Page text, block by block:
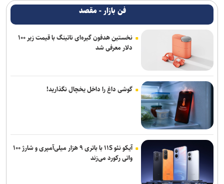
فن بازار - مقصد
نخستین هدفون گیره‌ای ناتینگ با قیمت زیر ۱۰۰
دلار معرفی شد
گوشی داغ را داخل یخچال نگذارید!
آیکو نئو ۱۱S با باتری ۹ هزار میلی‌آمپری و شارژ ۱۰۰
واتی رکورد می‌زند